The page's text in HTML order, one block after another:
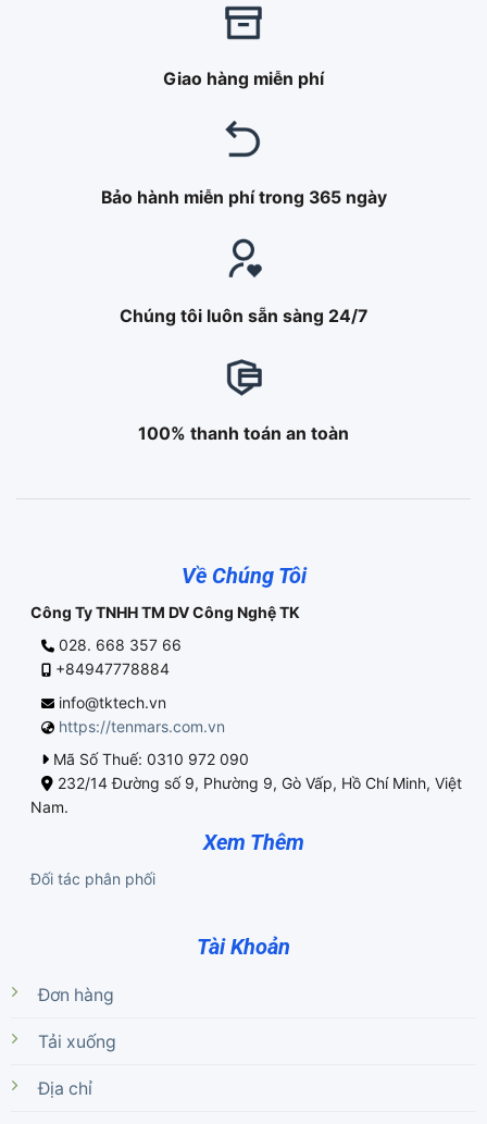
Giao hàng miễn phí
Bảo hành miễn phí trong 365 ngày
Chúng tôi luôn sẵn sàng 24/7
100% thanh toán an toàn
Về Chúng Tôi
Công Ty TNHH TM DV Công Nghệ TK
028. 668 357 66
+84947778884
info@tktech.vn
https://tenmars.com.vn
Mã Số Thuế: 0310 972 090
232/14 Đường số 9, Phường 9, Gò Vấp, Hồ Chí Minh, Việt
Nam.
Xem Thêm
Đối tác phân phối
Tài Khoản
Đơn hàng
Tải xuống
Địa chỉ